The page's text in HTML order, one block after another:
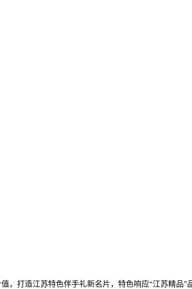
，打造江苏特色伴手礼新名片，特色响应“江苏精品”